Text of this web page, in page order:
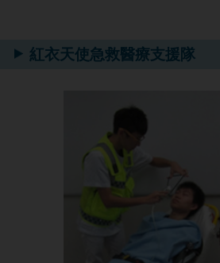
紅衣天使急救醫療支援隊